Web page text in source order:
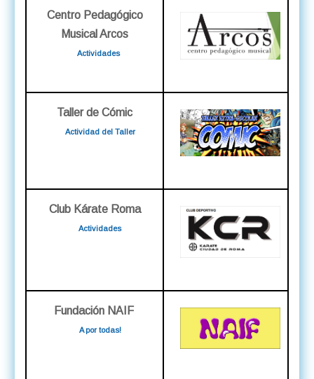
Centro Pedagógico
Musical Arcos
Actividades
Taller de Cómic
Actividad del Taller
Club Kárate Roma
Actividades
Fundación NAIF
A por todas!